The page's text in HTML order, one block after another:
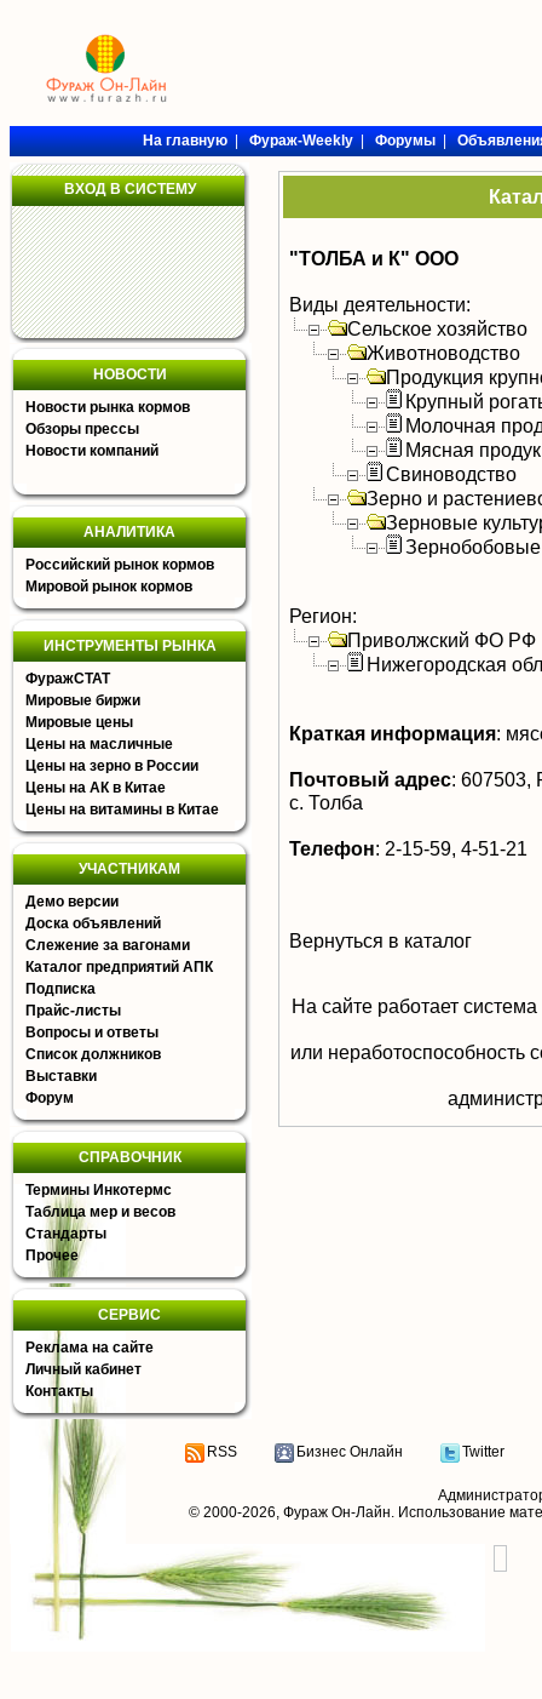
На главную|Фураж-Weekly|Форумы|
ВХОД В СИСТЕМУ
НОВОСТИ
Новости рынка кормов
Обзоры прессы
Новости компаний
АНАЛИТИКА
Российский рынок кормов
Мировой рынок кормов
ИНСТРУМЕНТЫ РЫНКА
ФуражСТАТ
Мировые биржи
Мировые цены
Цены на масличные
Цены на зерно в России
Цены на АК в Китае
Цены на витамины в Китае
УЧАСТНИКАМ
Демо версии
Доска объявлений
Слежение за вагонами
Каталог предприятий АПК
Подписка
Прайс-листы
Вопросы и ответы
Список должников
Выставки
Форум
СПРАВОЧНИК
Термины Инкотермс
Таблица мер и весов
Стандарты
Прочее
СЕРВИС
Реклама на сайте
Личный кабинет
Контакты
"ТОЛБА и К" ООО
Виды деятельности:
Сельское хозяйство
Животноводство
Продукция
Крупный
Молочная
Мясная
Свиноводство
Зерно и
Зерновые
Зернобобовые
Регион:
Приволжский ФО РФ
Нижегородская
Краткая информация:
Почтовый адрес: 607503,
с. Толба
Телефон: 2-15-59, 4-51-21
Вернуться в каталог
На сайте работает
или неработоспособность
RSS Бизнес Онлайн Twitter
© 2000-2026, Фураж Он-Лайн. Использование